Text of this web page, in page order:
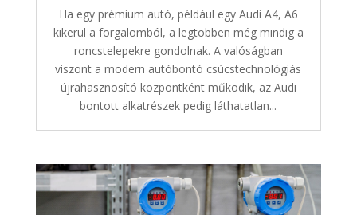
Ha egy prémium autó, például egy Audi A4, A6
kikerül a forgalomból, a legtöbben még mindig a
roncstelepekre gondolnak. A valóságban
viszont a modern autóbontó csúcstechnológiás
újrahasznosító központként működik, az Audi
bontott alkatrészek pedig láthatatlan...